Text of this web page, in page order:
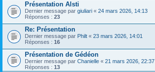
Présentation Alsti
Dernier message par giuliari « 24 mars 2026, 14:13
Réponses : 23
Re: Présentation
Dernier message par Philt « 23 mars 2026, 14:01
Réponses : 16
Présentation de Gédéon
Dernier message par Chanielle « 21 mars 2026, 22:37
Réponses : 13